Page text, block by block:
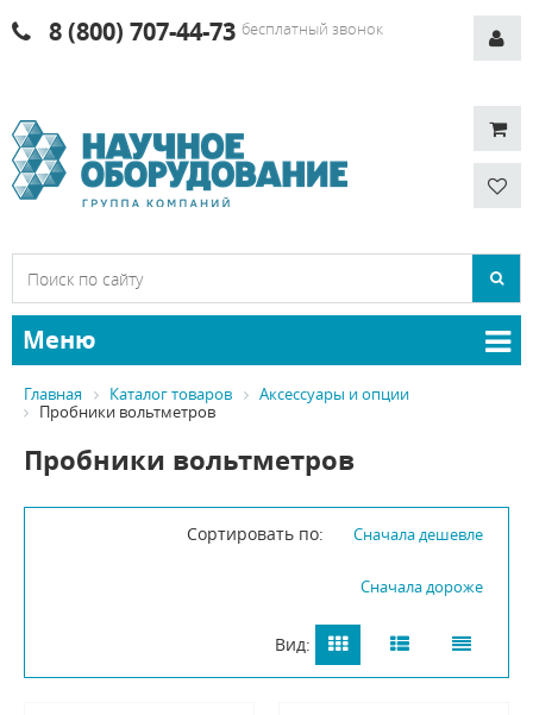
8 (800) 707-44-73 бесплатный звонок
Меню
Главная Каталог товаров
Аксессуары и опции
Пробники вольтметров
Пробники вольтметров
Сортировать по: Сначала дешевле
Сначала дороже
Вид: